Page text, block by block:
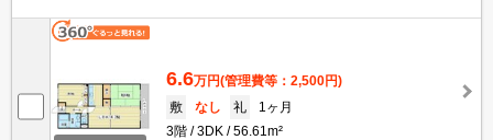
6.6万円(管理費等：2,500円)
敷
なし 礼
1ヶ月
3階
3DK 56.61m²